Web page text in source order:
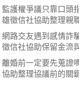
性沙文…
監護權爭議只靠口頭
雄徵信社協助整理親
網路交友遇到感情詐
徵信社協助保留金流
離婚前一定要先蒐證
協助整理協議前的關